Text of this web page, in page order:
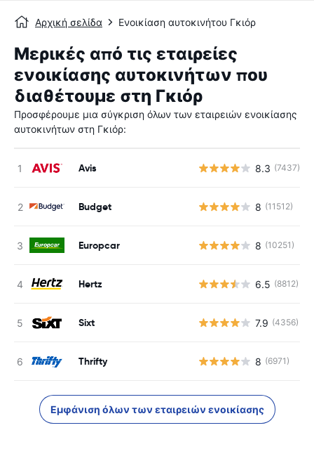
Αρχική σελίδα Ενοικίαση αυτοκινήτου Γκιόρ
Μερικές από τις εταιρείες
ενοικίασης αυτοκινήτων που
διαθέτουμε στη Γκιόρ
Προσφέρουμε μια σύγκριση όλων των εταιρειών ενοικίασης
αυτοκινήτων στη Γκιόρ:
Avis 8.3 (7437)
Budget 8 (11512)
Europcar 8 (10251)
Hertz 6.5 (8812)
Sixt 7.9 (4356)
Thrifty 8 (6971)
Εμφάνιση όλων των εταιρειών ενοικίασης